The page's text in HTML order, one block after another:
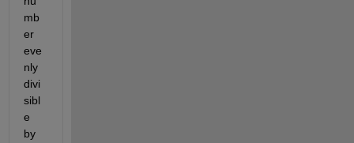
mb
er
eve
nly
divi
sibl
e
by